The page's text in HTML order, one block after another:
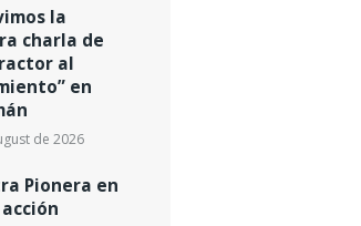
la
charla de
al
en
de 2026
Pionera en